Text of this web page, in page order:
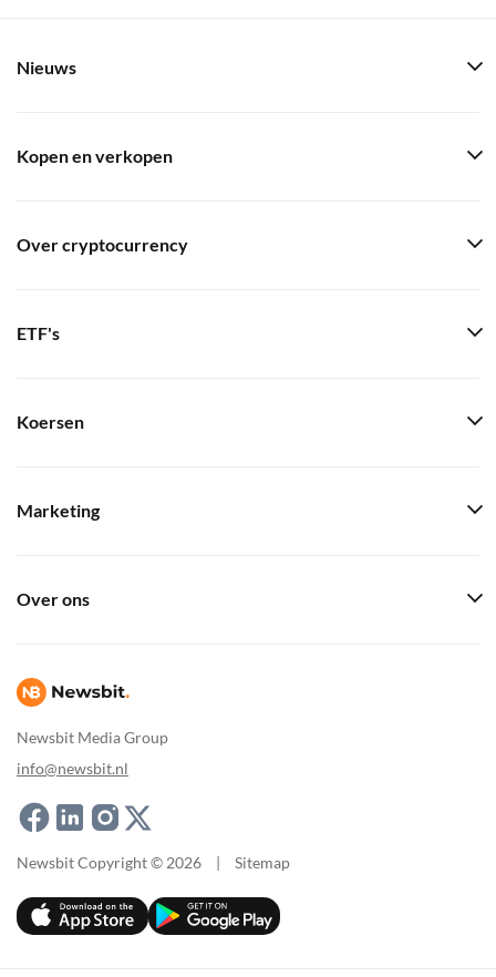
Newsbit Media Group
info@newsbit.nl
Nieuws
Kopen en verkopen
Over cryptocurrency
ETF's
Koersen
Marketing
Over ons
Newsbit Copyright © 2026 | Sitemap